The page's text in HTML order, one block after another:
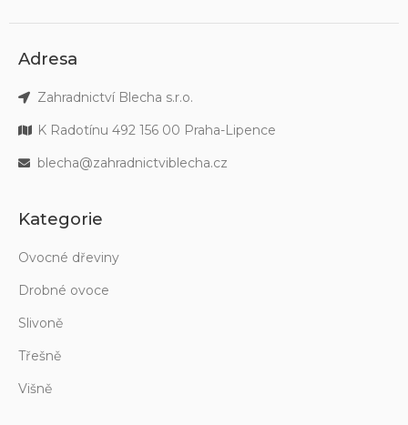
Adresa
Zahradnictví Blecha s.r.o.
K Radotínu 492 156 00 Praha-Lipence
blecha@zahradnictviblecha.cz
Kategorie
Ovocné dřeviny
Drobné ovoce
Slivoně
Třešně
Višně